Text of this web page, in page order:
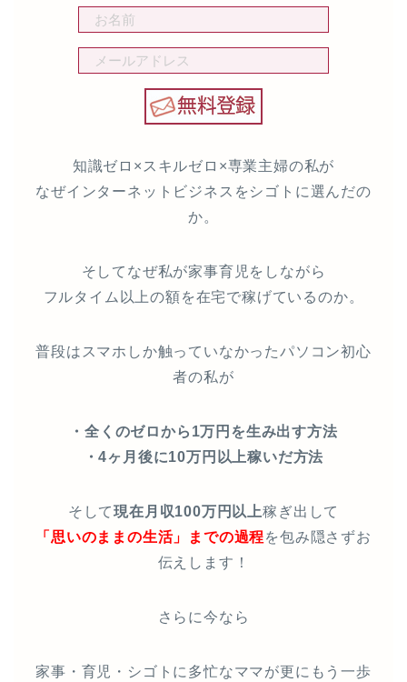
知識ゼロ×スキルゼロ×専業主婦の私が
なぜインターネットビジネスをシゴトに選んだの
か。
そしてなぜ私が家事育児をしながら
フルタイム以上の額を在宅で稼げているのか。
普段はスマホしか触っていなかったパソコン初心
者の私が
・全くのゼロから1万円を生み出す方法
・4ヶ月後に10万円以上稼いだ方法
そして現在月収100万円以上稼ぎ出して
「思いのままの生活」までの過程を包み隠さずお
伝えします！
さらに今なら
家事・育児・シゴトに多忙なママが更にもう一歩